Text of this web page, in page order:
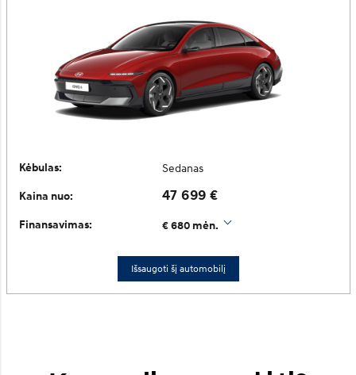
Kėbulas: Sedanas
Kaina nuo: 47 699 €
Finansavimas: € 680 mėn.
Išsaugoti šį automobilį